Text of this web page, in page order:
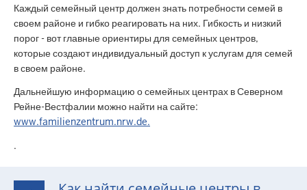
Каждый семейный центр должен знать потребности семей в
своем районе и гибко реагировать на них. Гибкость и низкий
порог - вот главные ориентиры для семейных центров,
которые создают индивидуальный доступ к услугам для семей
в своем районе.
Дальнейшую информацию о семейных центрах в Северном
Рейне-Вестфалии можно найти на сайте:
www.familienzentrum.nrw.de.
.